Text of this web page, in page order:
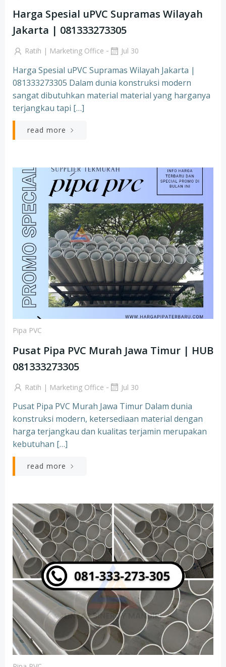
Harga Spesial uPVC Supramas Wilayah
Jakarta | 081333273305
Ratih | Marketing Office - Jul 30
Harga Spesial uPVC Supramas Wilayah Jakarta |
081333273305 Dalam dunia konstruksi modern
sangat dibutuhkan material material yang harganya
terjangkau tapi […]
read more
Pipa PVC
Pusat Pipa PVC Murah Jawa Timur | HUB
081333273305
Ratih | Marketing Office - Jul 30
Pusat Pipa PVC Murah Jawa Timur Dalam dunia
konstruksi modern, ketersediaan material dengan
harga terjangkau dan kualitas terjamin merupakan
kebutuhan […]
read more